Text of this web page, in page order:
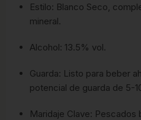
Estilo: Blanco Seco,
mineral.
Alcohol: 13.5% vol.
Guarda: Listo para beber
potencial de guarda de 5-
Maridaje Clave: Pescados